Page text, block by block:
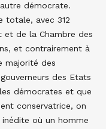
démocrate.
totale, avec 312
et de la Chambre des
et contrairement à
majorité des
des Etats
démocrates et que
conservatrice, on
où un homme